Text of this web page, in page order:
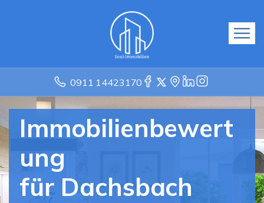
0911 14423170
Immobilienbewert
ung
für Dachsbach